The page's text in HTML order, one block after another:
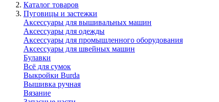
Каталог товаров
Пуговицы и застежки
Аксессуары для вышивальных машин
Аксессуары для одежды
Аксессуары для промышленного оборудования
Аксессуары для швейных машин
Булавки
Всё для сумок
Выкройки Burda
Вышивка ручная
Вязание